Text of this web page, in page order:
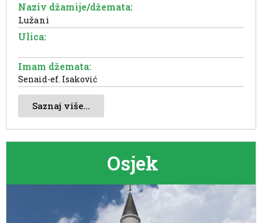
Naziv džamije/džemata:
Lužani
Ulica:
Imam džemata:
Senaid-ef. Isaković
Saznaj više...
Osjek